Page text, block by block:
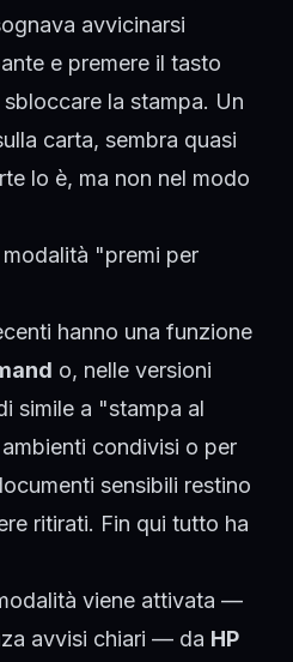
avvicinarsi
e premere il tasto
la stampa. Un
carta, sembra quasi
lo è, ma non nel modo
"premi per
hanno una funzione
o, nelle versioni
simile a "stampa al
condivisi o per
sensibili restino
ritirati. Fin qui tutto ha
viene attivata —
avvisi chiari — da HP